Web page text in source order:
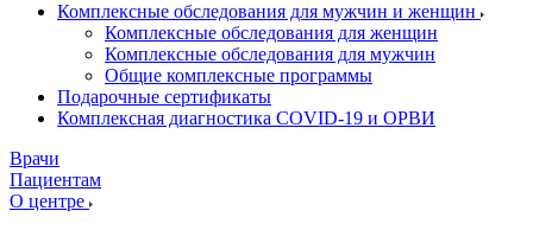
Комплексные обследования для мужчин и женщин
Комплексные обследования для женщин
Комплексные обследования для мужчин
Общие комплексные программы
Подарочные сертификаты
Комплексная диагностика COVID-19 и ОРВИ
Врачи
Пациентам
О центре